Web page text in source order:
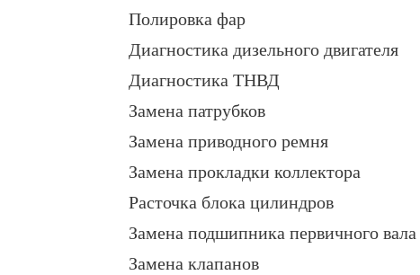
Полировка фар
Диагностика дизельного двигателя
Диагностика ТНВД
Замена патрубков
Замена приводного ремня
Замена прокладки коллектора
Расточка блока цилиндров
Замена подшипника первичного вала
Замена клапанов